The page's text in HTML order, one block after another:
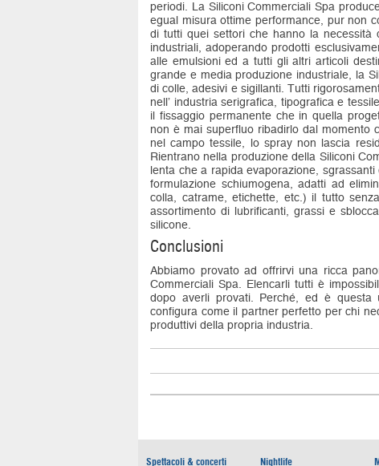
periodi. La Siliconi Commerciali Spa
egual misura ottime performance, pur non
di tutti quei settori che hanno la
industriali, adoperando prodotti
alle emulsioni ed a tutti gli altri articoli
grande e media produzione industriale, la
di colle, adesivi e sigillanti. Tutti
nell’ industria serigrafica, tipografica e
il fissaggio permanente che in quella
non è mai superfluo ribadirlo dal momento
nel campo tessile, lo spray non lascia
Rientrano nella produzione della Siliconi
lenta che a rapida evaporazione,
formulazione schiumogena, adatti ad
colla, catrame, etichette, etc.) il tutto
assortimento di lubrificanti, grassi e
silicone.
Conclusioni
Abbiamo provato ad offrirvi una ricca
Commerciali Spa. Elencarli tutti è
dopo averli provati. Perché, ed è questa
configura come il partner perfetto per chi
produttivi della propria industria.
Spettacoli & concerti Nightlife